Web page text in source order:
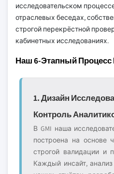
исследовательском
отраслевых беседах,
строгой перекрёстной
кабинетных исследованиях.
Наш 6-Этапный Процесс
1. Дизайн
Контроль
В GMI наша
построена на основе
строгой валидации и
Каждый инсайт,